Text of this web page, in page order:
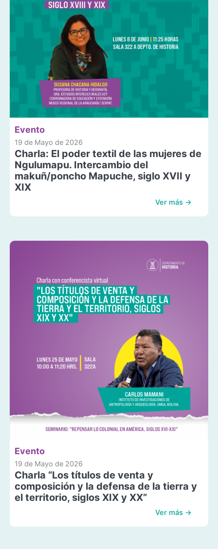
Evento
19 de Mayo de 2026
Charla: El poder textil de las mujeres de
Ngulumapu. Intercambio del
makuñ/poncho Mapuche, siglo XVII y
XIX
Ver más →
Evento
19 de Mayo de 2026
Charla “Los títulos de venta y
composición y la defensa de la tierra y
el territorio, siglos XIX y XX”
Ver más →